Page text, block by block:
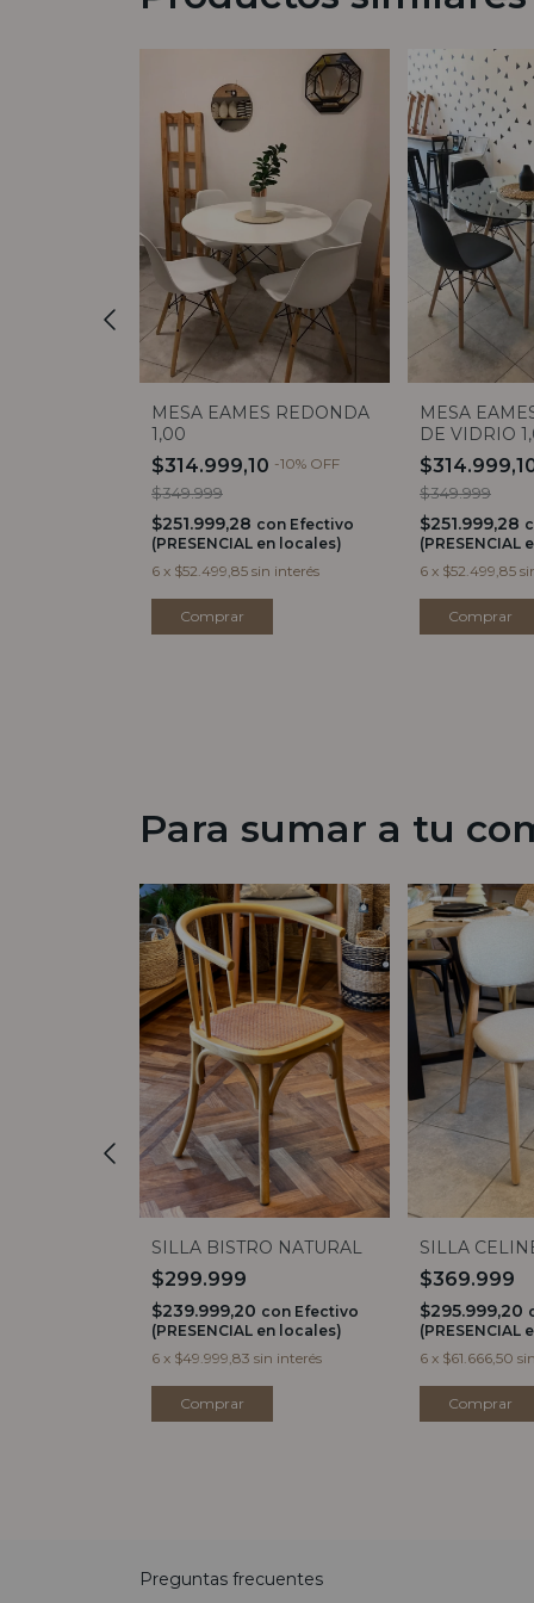
MESA EAMES REDONDA
1,00
$314.999,10 -10% OFF
$349.999
$251.999,28 con Efectivo
(PRESENCIAL en locales)
6 x $52.499,85 sin interés
MESA
DE VIDRIO
$349.999
$251.999,28
(PRESENCIAL
6 x $52.499,85
Para sumar a tu
SILLA BISTRO NATURAL
$299.999
$239.999,20 con Efectivo
(PRESENCIAL en locales)
6 x $49.999,83 sin interés
SILLA
$369.999
$295.999,20
(PRESENCIAL
6 x $61.666,50
Preguntas frecuentes